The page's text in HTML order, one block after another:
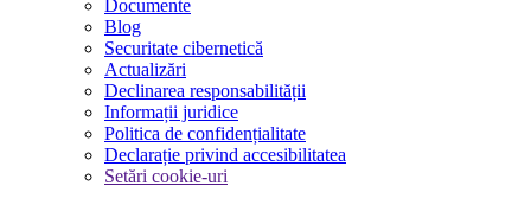
Documente
Blog
Securitate cibernetică
Actualizări
Declinarea responsabilității
Informații juridice
Politica de confidențialitate
Declarație privind accesibilitatea
Setări cookie-uri